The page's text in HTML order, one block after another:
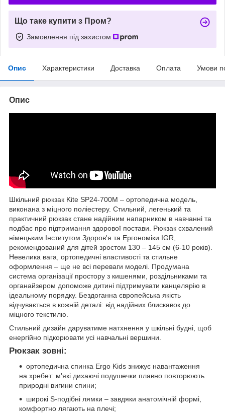
Що таке купити з Пром?
Замовлення під захистом
Опис Характеристики Доставка Оплата Умови
Опис
Шкільний рюкзак Kite SP24-700M – ортопедична модель,
виконана з міцного поліестеру. Стильний, легенький та
практичний рюкзак стане надійним напарником в навчанні та
подбає про підтримання здорової постави. Рюкзак схвалений
німецьким Інститутом Здоров'я та Ергономіки IGR,
рекомендований для дітей зростом 130 – 145 см (6-10 років).
Невелика вага, ортопедичні властивості та стильне
оформлення – ще не всі переваги моделі. Продумана
система організації простору з кишенями, роздільниками та
органайзером допоможе дитині підтримувати канцелярію в
ідеальному порядку. Бездоганна європейська якість
відчувається в кожній деталі: від надійних блискавок до
міцного текстилю.
Стильний дизайн даруватиме натхнення у шкільні будні, щоб
енергійно підкорювати усі навчальні вершини.
Рюкзак зовні:
ортопедична спинка Ergo Kids знижує навантаження
на хребет: м'які дихаючі подушечки плавно повторюють
природні вигини спини;
широкі S-подібні лямки – завдяки анатомічній формі,
комфортно лягають на плечі;